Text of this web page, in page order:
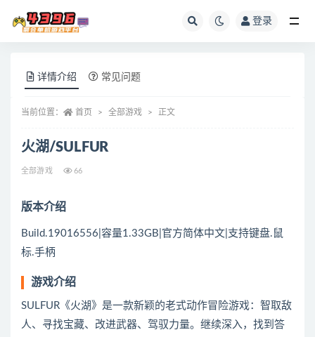
登录
详情介绍 常见问题
当前位置： 首页 全部游戏 正文
火湖/SULFUR
全部游戏 66
版本介绍
Build.19016556|容量1.33GB|官方简体中文|支持键盘.鼠
标.手柄
游戏介绍
SULFUR《火湖》是一款新颖的老式动作冒险游戏：智取敌
人、寻找宝藏、改进武器、驾驭力量。继续深入，找到答